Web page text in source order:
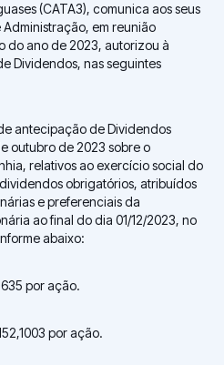
(CATA3), comunica aos seus
em reunião
do ano de 2023, autorizou à
Dividendos, nas seguintes
antecipação de Dividendos
outubro de 2023 sobre o
relativos ao exercício social do
obrigatórios, atribuídos
e preferenciais da
ao final do dia 01/12/2023, no
abaixo:
por ação.
por ação.